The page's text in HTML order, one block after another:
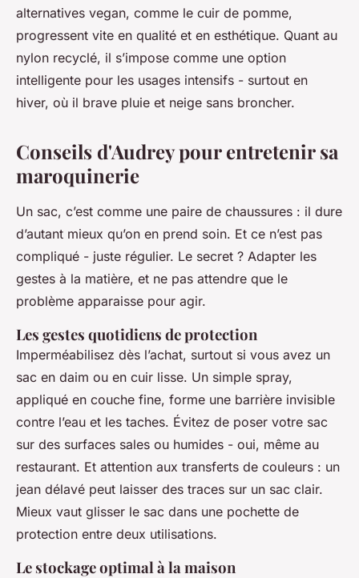
alternatives vegan, comme le cuir de pomme,
progressent vite en qualité et en esthétique. Quant au
nylon recyclé, il s’impose comme une option
intelligente pour les usages intensifs - surtout en
hiver, où il brave pluie et neige sans broncher.
Conseils d'Audrey pour entretenir sa
maroquinerie
Un sac, c’est comme une paire de chaussures : il dure
d’autant mieux qu’on en prend soin. Et ce n’est pas
compliqué - juste régulier. Le secret ? Adapter les
gestes à la matière, et ne pas attendre que le
problème apparaisse pour agir.
Les gestes quotidiens de protection
Imperméabilisez dès l’achat, surtout si vous avez un
sac en daim ou en cuir lisse. Un simple spray,
appliqué en couche fine, forme une barrière invisible
contre l’eau et les taches. Évitez de poser votre sac
sur des surfaces sales ou humides - oui, même au
restaurant. Et attention aux transferts de couleurs : un
jean délavé peut laisser des traces sur un sac clair.
Mieux vaut glisser le sac dans une pochette de
protection entre deux utilisations.
Le stockage optimal à la maison